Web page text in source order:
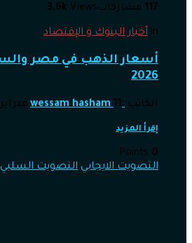
117 مشاركات 3.6k Views
in أخبار البنوك و الإقتصاد
2026
الكاتب wessam hasham 11 فبراير، 2026, 12:10 م
إقرأ المزيد
0
التصويت الايجابي التصويت السلبي